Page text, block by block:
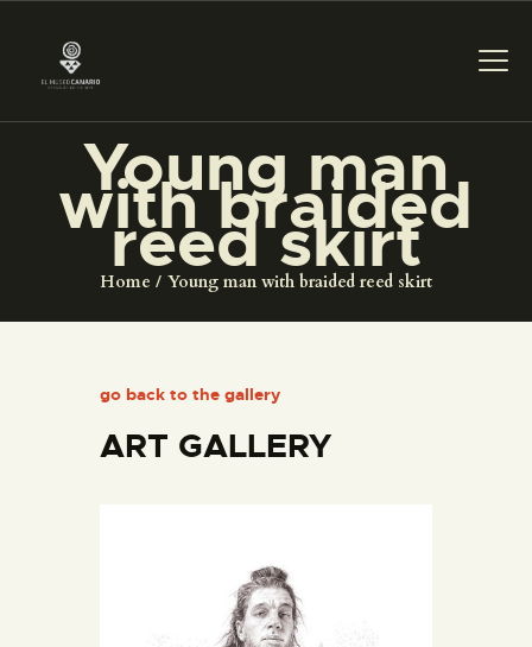
Young man
with braided
reed skirt
Home Young man with braided reed skirt
THE MUSEUM
EXHIBITION AND
COLLECTIONS
DOCUMENTACIÓN
THE MUSEUM
go back to the gallery
ART GALLERY